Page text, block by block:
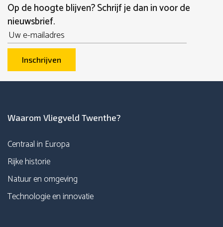
Op de hoogte blijven? Schrijf je dan in voor de
nieuwsbrief.
Email
Inschrijven
Waarom Vliegveld Twenthe?
Centraal in Europa
Rijke historie
Natuur en omgeving
Technologie en innovatie